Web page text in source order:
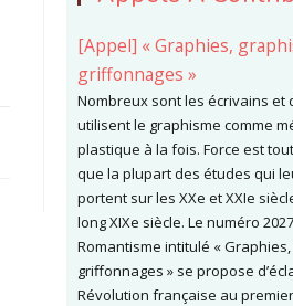
[Appel] « Graphies,
griffonnages »
Nombreux sont les écrivains et
utilisent le graphisme comme
plastique à la fois. Force est
que la plupart des études qui
portent sur les XXe et XXIe
long XIXe siècle. Le numéro
Romantisme intitulé «
griffonnages » se propose
Révolution française au